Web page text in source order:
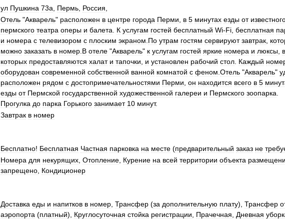
ул Пушкина 73а Пермь Россия
Отель "Акварель" расположен в центре города Перми в 5 минутах езды от
пермского театра оперы и балета К услугам гостей бесплатный Wi-Fi бесплатная
и номера с телевизором с плоским экраном По утрам гостям сервируют завтрак
можно заказать в номер В отеле "Акварель" к услугам гостей яркие номера и люксы в
которых предоставляются халат и тапочки и установлен рабочий стол Каждый
оборудован современной собственной ванной комнатой с феном Отель "Акварель"
расположен рядом с достопримечательностями Перми он находится всего в 5
езды от Пермской государственной художественной галереи и Пермского зоопарка
Прогулка до парка Горького занимает 10 минут.
Завтрак в номер
Бесплатно! Бесплатная Частная парковка на месте (предварительный заказ не
Номера для некурящих Отопление Курение на всей территории объекта
запрещено Кондиционер
Доставка еды и напитков в номер Трансфер (за дополнительную плату), Трансфер
аэропорта (платный), Круглосуточная стойка регистрации Прачечная Дневная